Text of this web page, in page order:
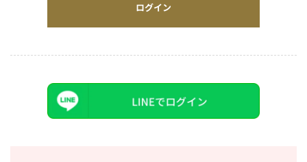
ログイン